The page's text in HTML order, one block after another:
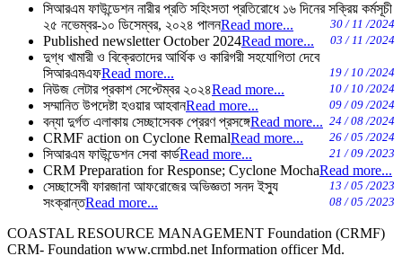
সিআরএম ফাউন্ডেশন নারীর প্রতি সহিংসতা প্রতিরোধে ১৬ দিনের সক্রিয় কর্মসূচী
২৫ নভেম্বর-১০ ডিসেম্বর, ২০২৪ পালনRead more... 30 / 11 /2024
Published newsletter October 2024Read more... 03 / 11 /2024
দুগ্ধ খামারী ও বিক্রেতাদের আর্থিক ও কারিগরী সহযোগিতা দেবে
সিআরএমএফRead more... 19 / 10 /2024
নিউজ লেটার প্রকাশ সেপ্টেম্বর ২০২৪Read more... 10 / 10 /2024
সম্মানিত উপদেষ্টা হওয়ার আহবানRead more... 09 / 09 /2024
বন্যা দুর্গত এলাকায় সেচ্ছাসেবক প্রেরণ প্রসঙ্গেRead more... 24 / 08 /2024
CRMF action on Cyclone RemalRead more... 26 / 05 /2024
সিআরএম ফাউন্ডেশন সেবা কার্ডRead more... 21 / 09 /2023
CRM Preparation for Response; Cyclone MochaRead more...
13 / 05 /2023
সেচ্ছাসেবী ফারজানা আফরোজের অভিজ্ঞতা সনদ ইস্যু
সংক্রান্তRead more... 08 / 05 /2023
COASTAL RESOURCE MANAGEMENT Foundation (CRMF)
CRM- Foundation www.crmbd.net Information officer Md.